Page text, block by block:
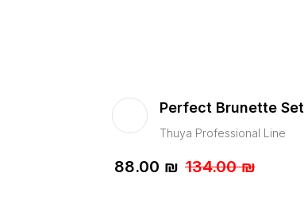
Perfect Brunette Set
Thuya Professional Line
88.00 ₪ 134.00 ₪